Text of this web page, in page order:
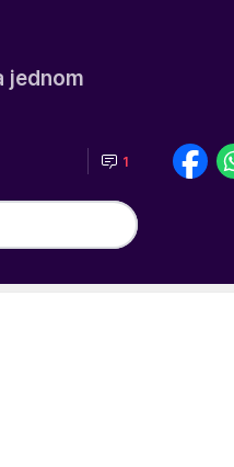
jednom
1